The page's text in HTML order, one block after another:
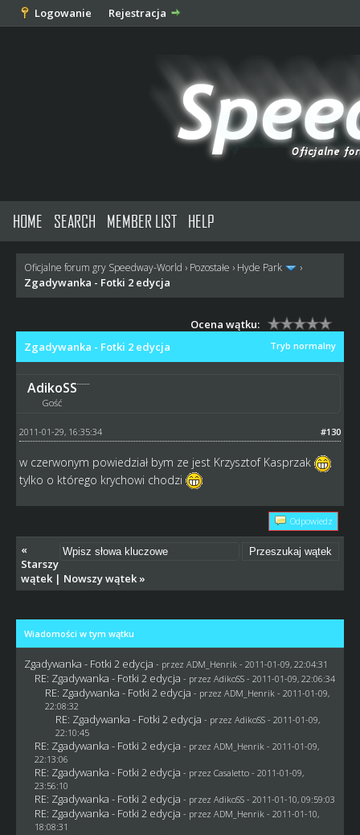
Logowanie Rejestracja
HOME SEARCH MEMBER LIST HELP
Oficjalne forum gry Speedway-World › Pozostałe › Hyde Park ›
Zgadywanka - Fotki 2 edycja
Ocena wątku:
Tryb normalny
Zgadywanka - Fotki 2 edycja
AdikoSS
Gość
#130
2011-01-29, 16:35:34
w czerwonym powiedział bym ze jest Krzysztof Kasprzak
tylko o którego krychowi chodzi
Odpowiedz
«
Starszy
wątek| Nowszy wątek»
Wiadomości w tym wątku
Zgadywanka - Fotki 2 edycja - przez ADM_Henrik- 2011-01-09, 22:04:31
RE: Zgadywanka - Fotki 2 edycja - przez AdikoSS - 2011-01-09, 22:06:34
RE: Zgadywanka - Fotki 2 edycja - przez ADM_Henrik- 2011-01-09,
22:08:32
RE: Zgadywanka - Fotki 2 edycja - przez AdikoSS - 2011-01-09,
22:10:45
RE: Zgadywanka - Fotki 2 edycja - przez ADM_Henrik- 2011-01-09,
22:13:06
RE: Zgadywanka - Fotki 2 edycja - przez Casaletto- 2011-01-09,
23:56:10
RE: Zgadywanka - Fotki 2 edycja - przez AdikoSS - 2011-01-10, 09:59:03
RE: Zgadywanka - Fotki 2 edycja - przez ADM_Henrik- 2011-01-10,
18:08:31